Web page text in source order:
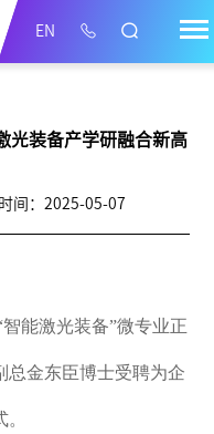
EN
光装备产学研融合新高
间：2025-05-07
能激光装备”微专业正
总金东臣博士受聘为企